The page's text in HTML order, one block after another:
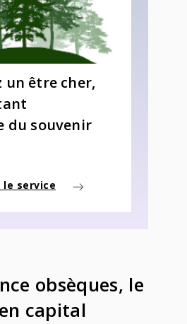
un être cher,
du souvenir
le service
obsèques, le
capital